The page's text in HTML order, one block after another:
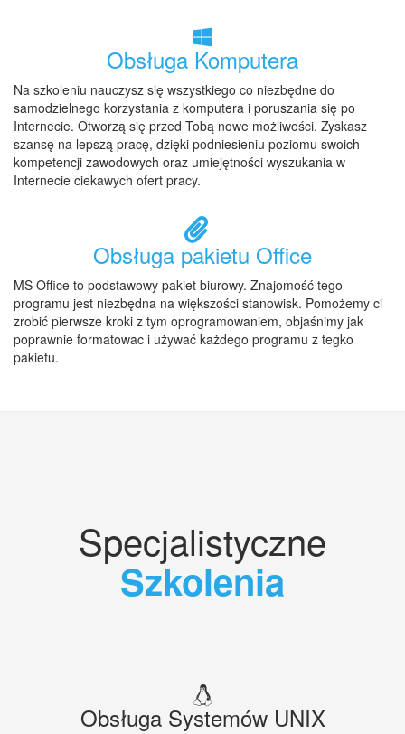
Obsługa Komputera
Na szkoleniu nauczysz się wszystkiego co niezbędne do
samodzielnego korzystania z komputera i poruszania się po
Internecie. Otworzą się przed Tobą nowe możliwości. Zyskasz
szansę na lepszą pracę, dzięki podniesieniu poziomu swoich
kompetencji zawodowych oraz umiejętności wyszukania w
Internecie ciekawych ofert pracy.
Obsługa pakietu Office
MS Office to podstawowy pakiet biurowy. Znajomość tego
programu jest niezbędna na większości stanowisk. Pomożemy ci
zrobić pierwsze kroki z tym oprogramowaniem, objaśnimy jak
poprawnie formatowac i używać każdego programu z tegko
pakietu.
Specjalistyczne
Szkolenia
Obsługa Systemów UNIX